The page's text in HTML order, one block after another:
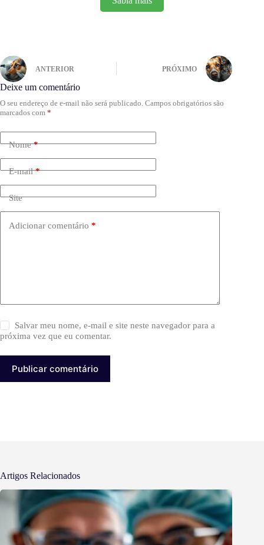
ANTERIOR PRÓXIMO
Deixe um comentário
O seu endereço de e-mail não será publicado. Campos obrigatórios são
marcados com *
Nome*
E-mail*
Site
Adicionar comentário *
Salvar meu nome, e-mail e site neste navegador para a
próxima vez que eu comentar.
Publicar comentário
Artigos Relacionados